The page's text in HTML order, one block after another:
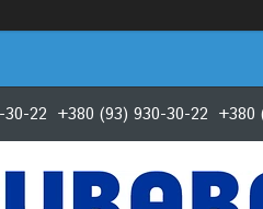
22 +380 (93) 930-30-22 +380